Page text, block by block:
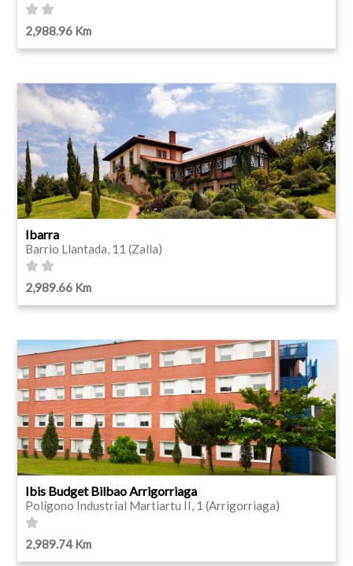
2,988.96 Km
Ibarra
Barrio Llantada, 11 (Zalla)
2,989.66 Km
Ibis Budget Bilbao Arrigorriaga
Polígono Industrial Martiartu II, 1 (Arrigorriaga)
2,989.74 Km